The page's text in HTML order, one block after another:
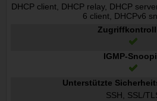
DHCP client, DHCP relay, DHCP
6 client, DHCPv6
IGMP-
Unterstützte
SSH, SSL/